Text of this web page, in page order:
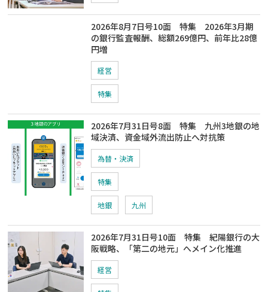
2026年8月7日号10面 特集 2026年3月期
の銀行監査報酬、総額269億円、前年比28億
円増
経営
特集
2026年7月31日号8面 特集 九州3地銀の地
域決済、資金域外流出防止へ対抗策
為替・決済
特集
地銀 九州
2026年7月31日号10面 特集 紀陽銀行の大
阪戦略、「第二の地元」へメイン化推進
経営